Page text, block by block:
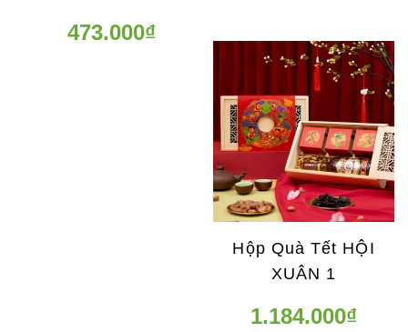
473.000₫
Hộp Quà Tết HỘI
XUÂN 1
1.184.000₫